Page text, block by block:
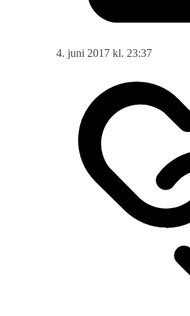
4. juni 2017 kl. 23:37